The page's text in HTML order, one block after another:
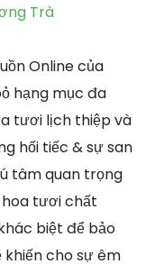
Trà
Online của
hạng mục đa
tươi lịch thiệp và
hối tiếc & sự san
tâm quan trọng
hoa tươi chất
biệt để bảo
cho sự êm